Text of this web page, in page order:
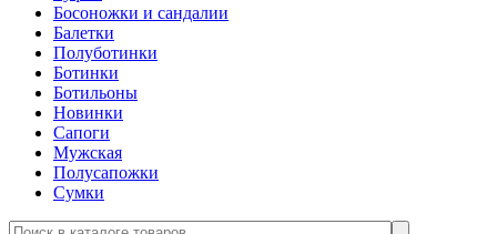
Босоножки и сандалии
Балетки
Полуботинки
Ботинки
Ботильоны
Новинки
Сапоги
Мужская
Полусапожки
Сумки